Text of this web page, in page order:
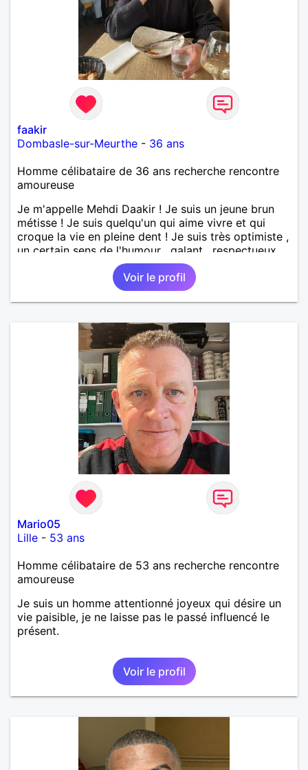
faakir
Dombasle-sur-Meurthe - 36 ans
Homme célibataire de 36 ans recherche rencontre
amoureuse
Je m'appelle Mehdi Daakir ! Je suis un jeune brun
métisse ! Je suis quelqu'un qui aime vivre et qui
croque la vie en pleine dent ! Je suis très optimiste ,
un certain sens de l'humour , galant , respectueux
mais parfois un peu maladroit et timide ! Je
recherche de nouvelles rencontres et plus si
affinités ! Qui ne tente rien n'a rien !
Voir le profil
Mario05
Lille - 53 ans
Homme célibataire de 53 ans recherche rencontre
amoureuse
Je suis un homme attentionné joyeux qui désire un
vie paisible, je ne laisse pas le passé influencé le
présent.
Voir le profil